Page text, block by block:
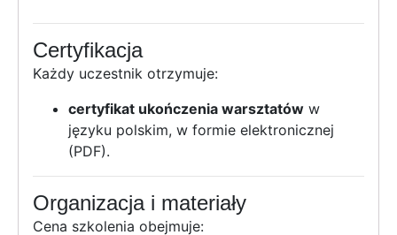
Certyfikacja
Każdy uczestnik otrzymuje:
certyfikat ukończenia warsztatów w
języku polskim, w formie elektronicznej
(PDF).
Organizacja i materiały
Cena szkolenia obejmuje: